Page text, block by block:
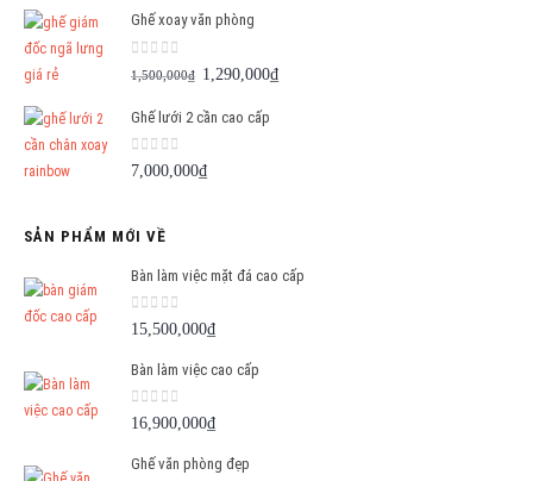
Ghế xoay văn phòng
0 out of 5
1,500,000₫ Giá
là:
1,290,000₫Giá
Ghế lưới 2 cần cao cấp
0 out of 5
7,000,000₫
SẢN PHẨM MỚI VỀ
Bàn làm việc mặt đá cao cấp
0 out of 5
15,500,000₫
Bàn làm việc cao cấp
0out of 5
16,900,000₫
Ghế văn phòng đẹp